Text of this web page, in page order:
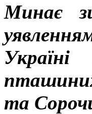
Минає
Україні
та